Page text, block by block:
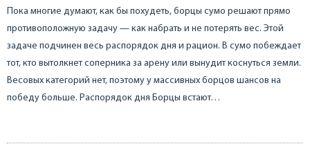
Пока многие думают, как бы похудеть, борцы сумо решают прямо
противоположную задачу — как набрать и не потерять вес. Этой
задаче подчинен весь распорядок дня и рацион. В сумо побеждает
тот, кто вытолкнет соперника за арену или вынудит коснуться земли.
Весовых категорий нет, поэтому у массивных борцов шансов на
победу больше. Распорядок дня Борцы встают…